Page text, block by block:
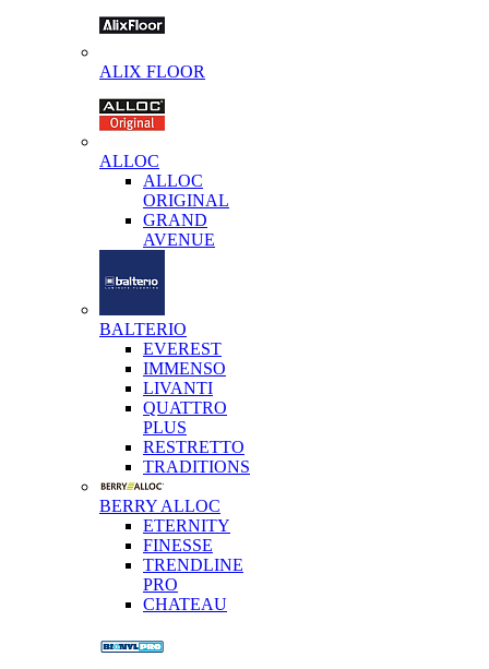
ALIX FLOOR
ALLOC
ALLOC
ORIGINAL
GRAND
AVENUE
BALTERIO
EVEREST
IMMENSO
LIVANTI
QUATTRO
PLUS
RESTRETTO
TRADITIONS
BERRY ALLOC
ETERNITY
FINESSE
TRENDLINE
PRO
CHATEAU